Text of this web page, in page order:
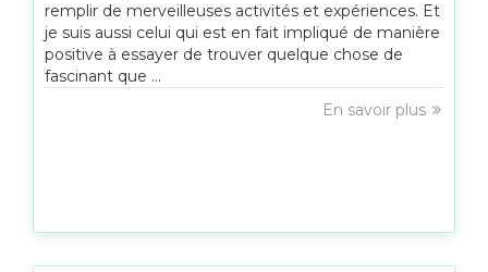
remplir de merveilleuses activités et expériences. Et
je suis aussi celui qui est en fait impliqué de manière
positive à essayer de trouver quelque chose de
fascinant que ...
En savoir plus